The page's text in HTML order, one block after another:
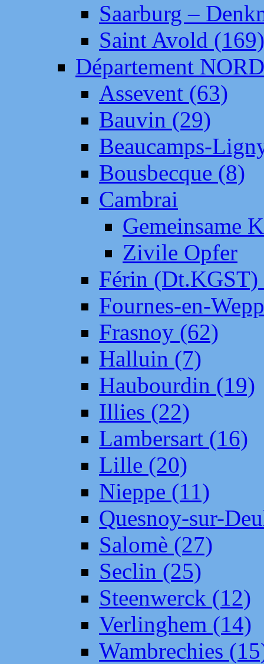
Saarburg –
Saint Avold (169)
Département NORD
Assevent (63)
Bauvin (29)
Beaucamps-
Bousbecque (8)
Cambrai
Gemeinsame
Zivile Opfer
Férin (Dt.KGST)
Fournes-en-
Frasnoy (62)
Halluin (7)
Haubourdin (19)
Illies (22)
Lambersart (16)
Lille (20)
Nieppe (11)
Quesnoy-sur-
Salomè (27)
Seclin (25)
Steenwerck (12)
Verlinghem (14)
Wambrechies